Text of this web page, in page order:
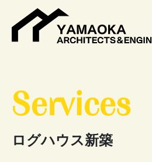
Services
ログハウス新築